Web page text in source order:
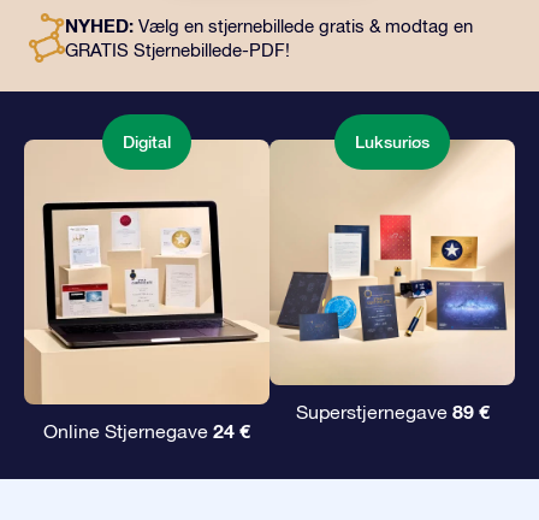
venner og familie.
NYHED: Vælg en stjernebillede gratis & modtag en
GRATIS Stjernebillede-PDF!
Digital
Online Stjernegave 24 €
Luksuriøs
Superstjernegave 89 €